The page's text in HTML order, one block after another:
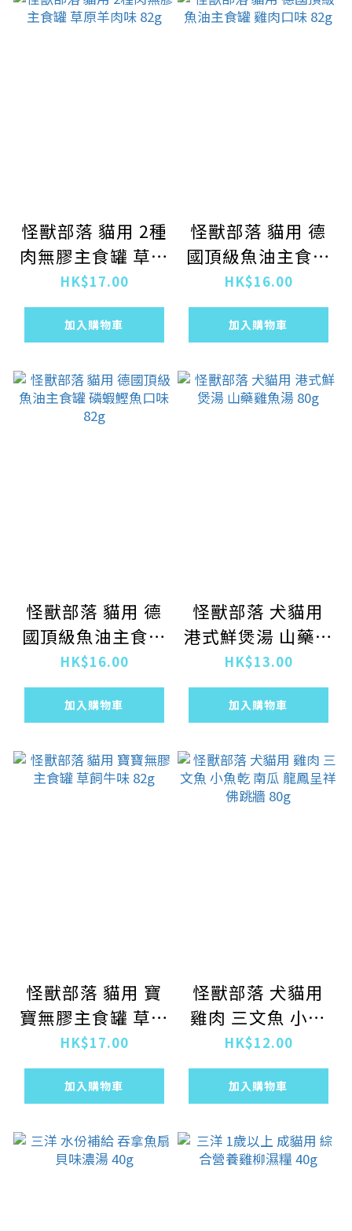
怪獸部落 貓用 2種
肉無膠主食罐 草原
羊肉味 82g
HK$17.00
加入購物車
怪獸部落 貓用 德
國頂級魚油主食罐
雞肉口味 82g
HK$16.00
加入購物車
怪獸部落 貓用 德
國頂級魚油主食罐
磷蝦鰹魚口味 82g
HK$16.00
加入購物車
怪獸部落 犬貓用
港式鮮煲湯 山藥雞
魚湯 80g
HK$13.00
加入購物車
怪獸部落 貓用 寶
寶無膠主食罐 草飼
牛味 82g
HK$17.00
加入購物車
怪獸部落 犬貓用
雞肉 三文魚 小魚
乾 南瓜 龍鳳呈祥
佛跳牆 80g
HK$12.00
加入購物車